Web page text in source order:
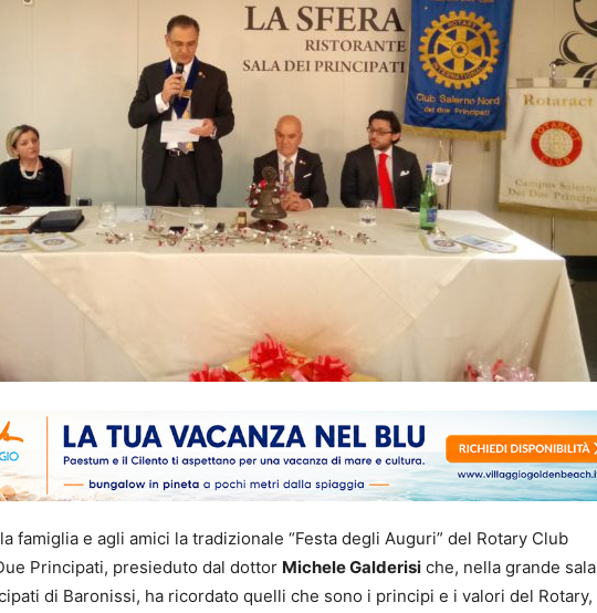
famiglia e agli amici la tradizionale “Festa degli Auguri” del Rotary Club
Principati, presieduto dal dottor Michele Galderisi che, nella grande sala
di Baronissi, ha ricordato quelli che sono i principi e i valori del Rotary,